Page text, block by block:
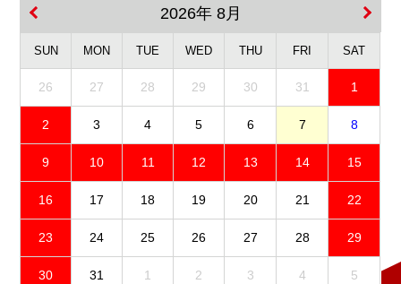
2026年 8月
SUN MON TUE WED THU FRI SAT
26 27 28 29 30 31 1
2 3 4 5 6 7 8
9 10 11 12 13 14 15
16 17 18 19 20 21 22
23 24 25 26 27 28 29
30 31 1 2 3 4 5